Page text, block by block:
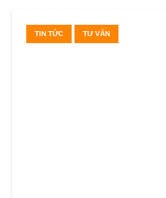
TIN TỨC TƯ VẤN